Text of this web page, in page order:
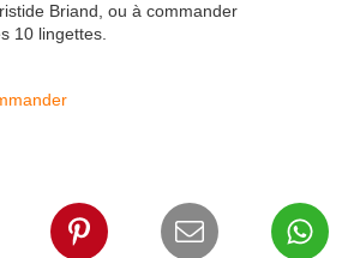
Briand, ou à commander
10 lingettes.